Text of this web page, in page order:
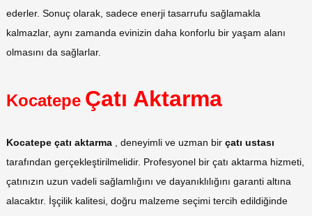
ederler. Sonuç olarak, sadece enerji tasarrufu sağlamakla
kalmazlar, aynı zamanda evinizin daha konforlu bir yaşam alanı
olmasını da sağlarlar.
Kocatepe Çatı Aktarma
Kocatepe çatı aktarma , deneyimli ve uzman bir çatı ustası
tarafından gerçekleştirilmelidir. Profesyonel bir çatı aktarma hizmeti,
çatınızın uzun vadeli sağlamlığını ve dayanıklılığını garanti altına
alacaktır. İşçilik kalitesi, doğru malzeme seçimi tercih edildiğinde